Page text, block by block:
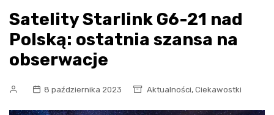
Satelity Starlink G6-21 nad
Polską: ostatnia szansa na
obserwacje
8 października 2023 Aktualności, Ciekawostki